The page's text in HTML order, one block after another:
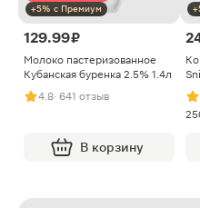
+5% с Премиум
129.99 ₽
Молоко пастеризованное
Кубанская буренка 2.5% 1.4л
4.8· 641 отзыв
В корзину